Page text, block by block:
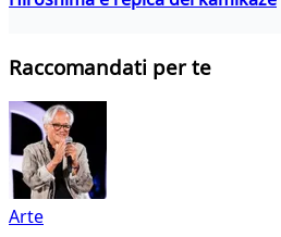
Raccomandati per te
Arte